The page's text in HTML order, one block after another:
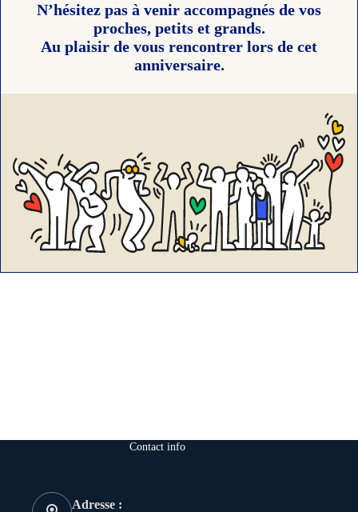
N’hésitez pas à venir accompagnés de vos
proches, petits et grands.
Au plaisir de vous rencontrer lors de cet
anniversaire.
Contact info
Adresse :